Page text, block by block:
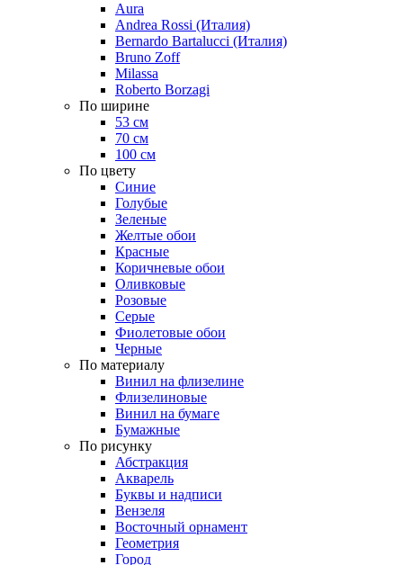
Aura
Andrea Rossi (Италия)
Bernardo Bartalucci (Италия)
Bruno Zoff
Milassa
Roberto Borzagi
По ширине
53 см
70 см
100 см
По цвету
Синие
Голубые
Зеленые
Желтые обои
Красные
Коричневые обои
Оливковые
Розовые
Серые
Фиолетовые обои
Черные
По материалу
Винил на флизелине
Флизелиновые
Винил на бумаге
Бумажные
По рисунку
Абстракция
Акварель
Буквы и надписи
Вензеля
Восточный орнамент
Геометрия
Город